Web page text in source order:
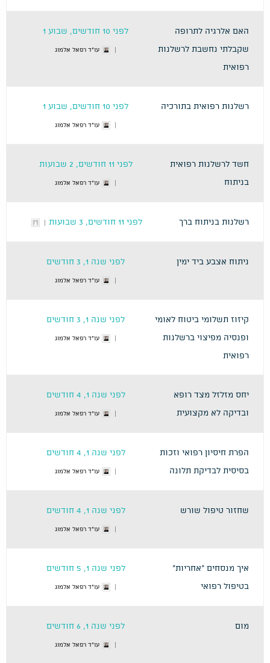
האם אלרגיה לתרופה
שקבלתי נחשבת לרשלנות
רפואית
לפני 10 חודשים, שבוע 1
עו"ד רפאל אלמוג
רשלנות רפואית בתורכיה לפני 10 חודשים, שבוע 1
עו"ד רפאל אלמוג
חשד לרשלנות רפואית
בניתוח
לפני 11 חודשים, 2 שבועות
עו"ד רפאל אלמוג
רשלנות בניתוח ברך לפני 11 חודשים, 3 שבועות
ניתוח אצבע ביד ימין לפני שנה 1, 3 חודשים
עו"ד רפאל אלמוג
קיזוז תשלומי ביטוח לאומי
ופנסיה מפיצוי ברשלנות
רפואית
לפני שנה 1, 3 חודשים
עו"ד רפאל אלמוג
יחס מזלזל מצד רופא
ובדיקה לא מקצועית
לפני שנה 1, 4 חודשים
עו"ד רפאל אלמוג
הפרת חיסיון רפואי וזכות
בסיסית לבדיקת תלונה
לפני שנה 1, 4 חודשים
עו"ד רפאל אלמוג
שחזור טיפול שורש לפני שנה 1, 4 חודשים
עו"ד רפאל אלמוג
איך מנסחים "אחריות"
בטיפול רפואי
לפני שנה 1, 5 חודשים
עו"ד רפאל אלמוג
מום לפני שנה 1, 6 חודשים
עו"ד רפאל אלמוג